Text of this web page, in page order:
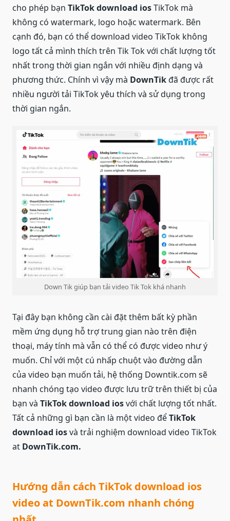
cho phép bạn TikTok download iosTikTok mà
không có watermark, logo hoặc watermark. Bên
cạnh đó, bạn có thể download video TikTok không
logo tất cả mình thích trên Tik Tok với chất lượng tốt
nhất trong thời gian ngắn với nhiều định dạng và
phương thức. Chính vì vậy mà DownTikđã được rất
nhiều người tải TikTok yêu thích và sử dụng trong
thời gian ngắn.
Down Tik giúp bạn tải video Tik Tok khá nhanh
Tại đây bạn không cần cài đặt thêm bất kỳ phần
mềm ứng dụng hỗ trợ trung gian nào trên điện
thoại, máy tính mà vẫn có thể có được video như ý
muốn. Chỉ với một cú nhấp chuột vào đường dẫn
của video bạn muốn tải, hệ thống Downtik.com sẽ
nhanh chóng tạo video được lưu trữ trên thiết bị của
bạn và TikTok download iosvới chất lượng tốt nhất.
Tất cả những gì bạn cần là một video đểTikTok
download iosvà trải nghiệm download video TikTok
at DownTik.com.
Hướng dẫn cách TikTok download ios
video at DownTik.com nhanh chóng